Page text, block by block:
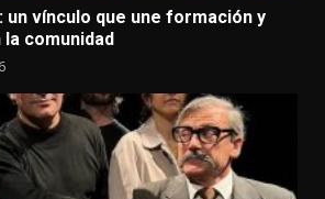
un vínculo que une formación y
comunidad